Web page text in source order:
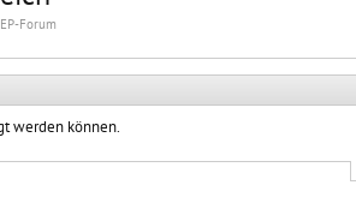
Forum
werden können.